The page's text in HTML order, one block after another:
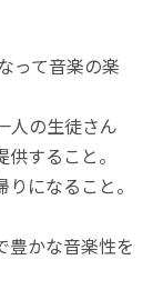
って音楽の楽
人の生徒さん
すること。
になること。
豊かな音楽性を